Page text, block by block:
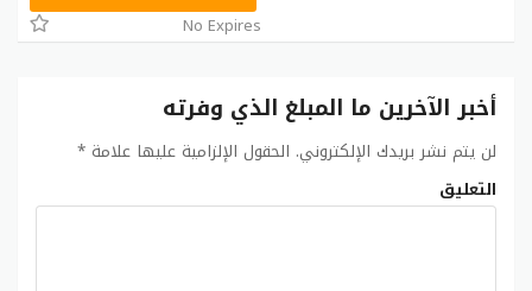
No Expires
أخبر الآخرين ما المبلغ الذي وفرته
لن يتم نشر بريدك الإلكتروني. الحقول الإلزامية عليها علامة *
التعليق